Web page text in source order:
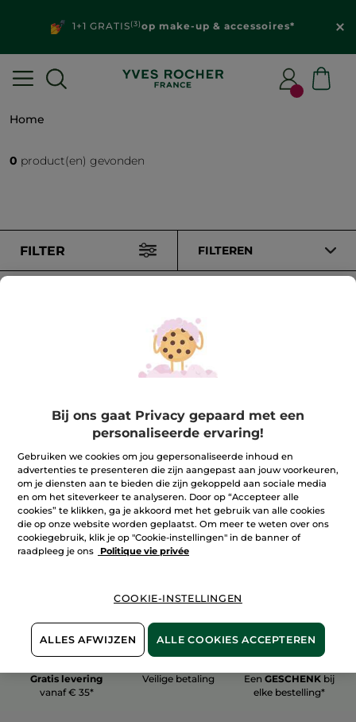
1+1 GRATIS(3)op make-up & accessoires*
Home
0 product(en) gevonden
FILTER FILTEREN
100% plantaardig
60 hectare
biologische velden
Meer zien
Gratis levering
vanaf € 35*
Veilige betaling EenGESCHENK bij
elke bestelling*
Bij ons gaat Privacy gepaard met een
personaliseerde ervaring!
Gebruiken we cookies om jou gepersonaliseerde inhoud en
advertenties te presenteren die zijn aangepast aan jouw voorkeuren,
om je diensten aan te bieden die zijn gekoppeld aan sociale media
en om het siteverkeer te analyseren. Door op “Accepteer alle
cookies” te klikken, ga je akkoord met het gebruik van alle cookies
die op onze website worden geplaatst. Om meer te weten over ons
cookiegebruik, klik je op "Cookie-instellingen" in de banner of
raadpleeg je ons
Politique vie privée
COOKIE-INSTELLINGEN
ALLES AFWIJZEN ALLE COOKIES ACCEPTEREN